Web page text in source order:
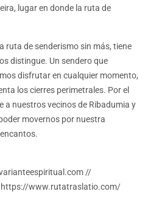
lugar en donde la ruta de
ruta de senderismo sin más, tiene
distingue. Un sendero que
disfrutar en cualquier momento,
los cierres perimetrales. Por el
a nuestros vecinos de Ribadumia y
movernos por nuestra
//
www.rutatraslatio.com/